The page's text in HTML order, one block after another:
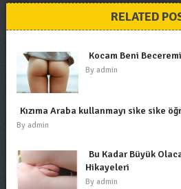
RELATED
Kocam Beni
By admin
Kızıma Araba kullanmayı sike sike
By admin
Bu Kadar Büyük
Hikayeleri
By admin